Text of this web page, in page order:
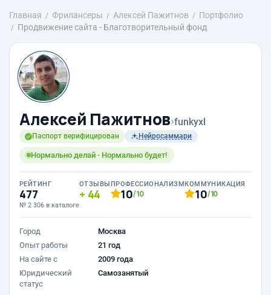
Главная Фрилансеры Алексей Пажитнов
Портфолио
Продвижение сайта - Благотворительный фонд
Алексей Пажитнов›funkyxl
Паспорт верифицирован Нейросаммари
Нормально делай - Нормально будет!
РЕЙТИНГ
477
№ 2 306 в каталоге
ОТЗЫВЫ
44
ПРОФЕССИОНАЛИЗМ
10/10
КОММУНИКАЦИЯ
10/10
Город
Москва
Опыт работы
21 год
На сайте с
2009 года
Юридический
статус
Самозанятый